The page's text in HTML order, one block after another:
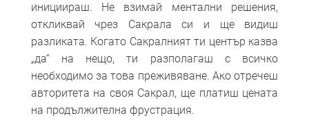
инициираш. Не взимай ментални решения,
откликвай чрез Сакрала си и ще видиш
разликата. Когато Сакралният ти център казва
„да“ на нещо, ти разполагаш с всичко
необходимо за това преживяване. Ако отречеш
авторитета на своя Сакрал, ще платиш цената
на продължителна фрустрация.